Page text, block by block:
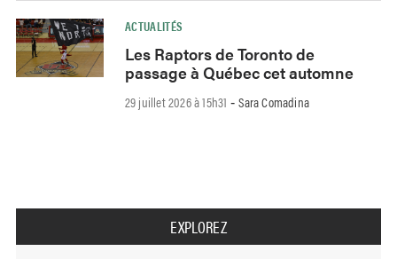
ACTUALITÉS
Les Raptors de Toronto de
passage à Québec cet automne
29 juillet 2026 à 15h31 -Sara Comadina
EXPLOREZ